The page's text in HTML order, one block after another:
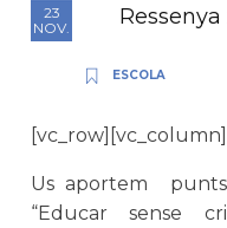
23
NOV.
ESCOLA
Us aportem punts
“Educar sense